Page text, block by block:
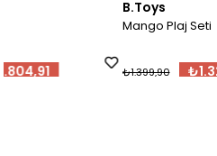
₺1.329,91
₺1.399,90